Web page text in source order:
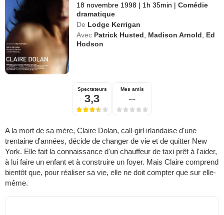
18 novembre 1998 | 1h 35min | Comédie
dramatique
De Lodge Kerrigan
Avec Patrick Husted Madison Arnold
Ed
Hodson
Spectateurs
3,3
Mes amis
--
A la mort de sa mère, Claire Dolan, call-girl irlandaise d'une
trentaine d'années, décide de changer de vie et de quitter New
York. Elle fait la connaissance d'un chauffeur de taxi prêt à l'aider,
à lui faire un enfant et à construire un foyer. Mais Claire comprend
bientôt que, pour réaliser sa vie, elle ne doit compter que sur elle-
même.